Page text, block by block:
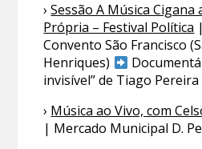
›Sessão A Música Cigana
Própria – Festival Política
Convento São Francisco
Henriques)
invisível” de Tiago Pereira
› Música ao Vivo, com
| Mercado Municipal D.